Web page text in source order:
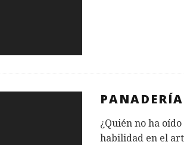
¿Quién no ha
habilidad en el